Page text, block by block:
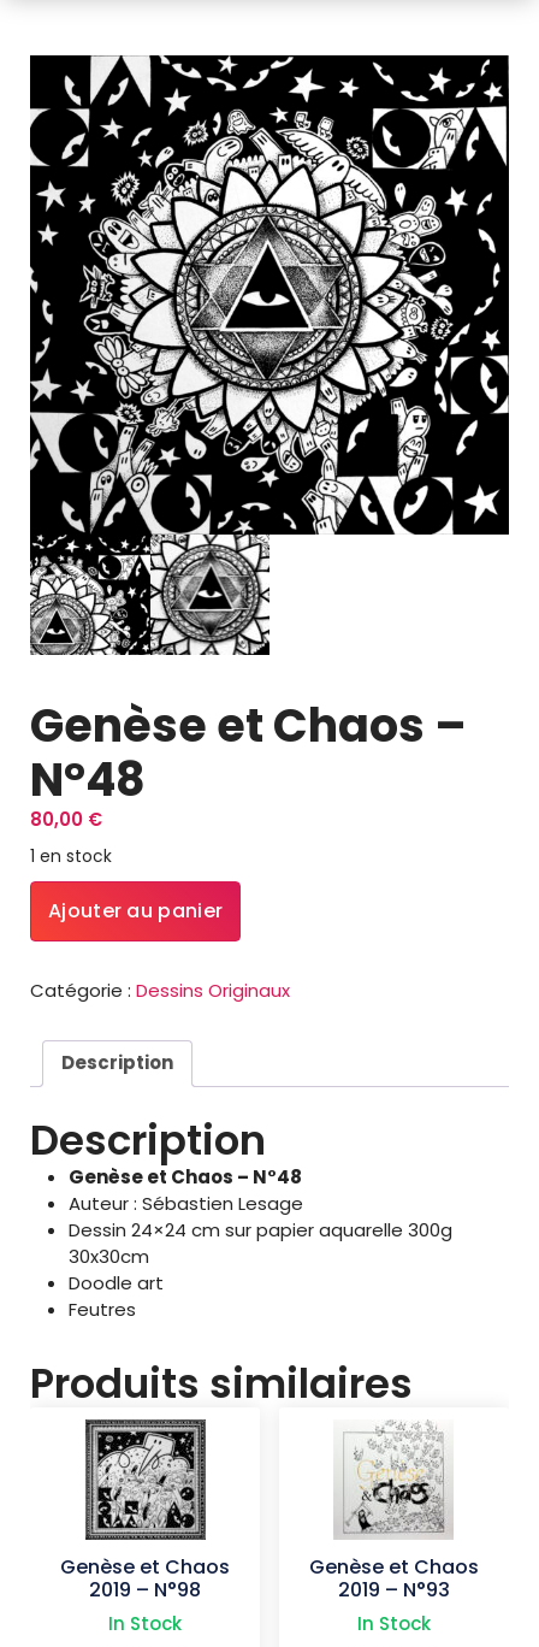
Genèse et Chaos –
N°48
80,00 €
1 en stock
quantité
de
Genèse
Chaos
N°48
Ajouter au panier
Catégorie : Dessins Originaux
Description
Description
Genèse et Chaos – N°48
Auteur : Sébastien Lesage
Dessin 24×24 cm sur papier aquarelle 300g
30x30cm
Doodle art
Feutres
Produits similaires
Genèse et Chaos
2019 – N°98
In Stock
Genèse et Chaos
2019 – N°93
In Stock